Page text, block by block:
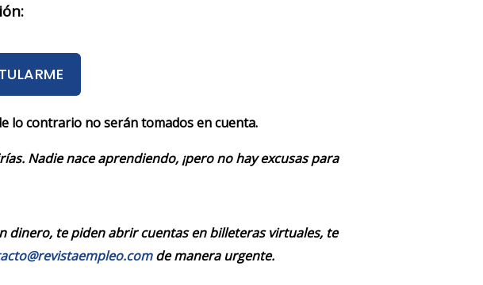
lo contrario no serán tomados en cuenta.
Nadie nace aprendiendo, ¡pero no hay excusas para
te piden abrir cuentas en billeteras virtuales, te
de manera urgente.